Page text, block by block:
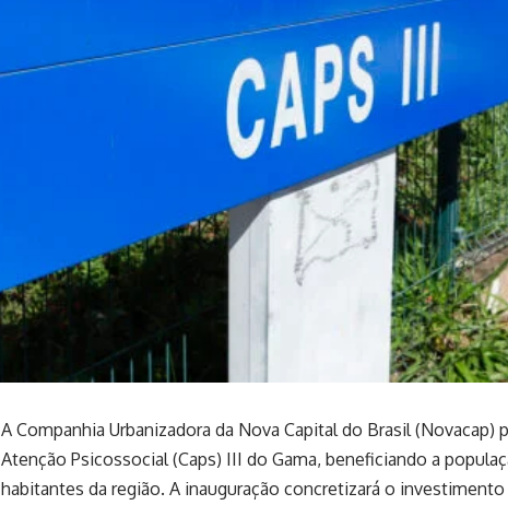
A Companhia Urbanizadora da Nova Capital do Brasil
Atenção Psicossocial (Caps) III do Gama, beneficiando a
habitantes da região. A inauguração concretizará o